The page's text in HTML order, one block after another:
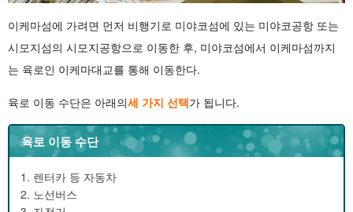
이케마섬에 가려면 먼저 비행기로 미야코섬에 있는 미야코공항 또는
시모지섬의 시모지공항으로 이동한 후, 미야코섬에서 이케마섬까지
는 육로인 이케마대교를 통해 이동한다.
육로 이동 수단은 아래의세 가지 선택가 됩니다.
육로 이동 수단
1. 렌터카 등 자동차
2. 노선버스